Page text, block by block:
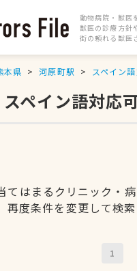
動物病院・獣医
獣医の診療方針
街の頼れる獣
本県 河原町駅 スペイン
ペイン語対応
てはまるクリニック・
再度条件を変更して検索
1